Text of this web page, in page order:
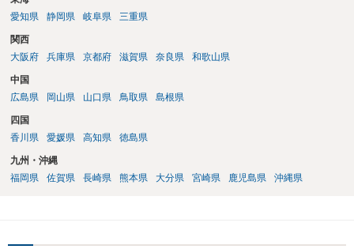
愛知県
静岡県 岐阜県 三重県
関西
大阪府
兵庫県 京都府 滋賀県 奈良県 和歌山県
中国
広島県
岡山県 山口県 鳥取県 島根県
四国
香川県
愛媛県 高知県 徳島県
九州・沖縄
福岡県
佐賀県 長崎県 熊本県 大分県 宮崎県 鹿児島県 沖縄県